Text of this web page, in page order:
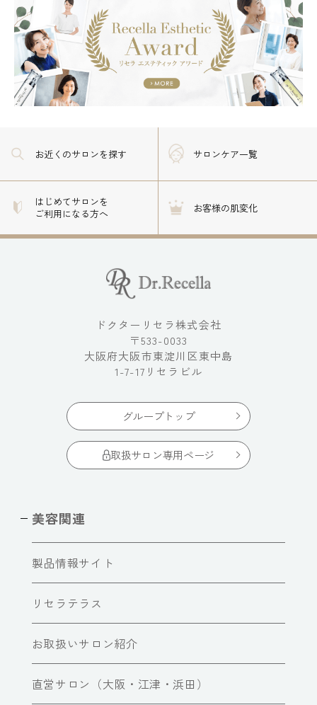
お近くのサロンを探す サロンケア一覧
はじめてサロンを
ご利用になる方へ
お客様の肌変化
ドクターリセラ株式会社
〒533-0033
大阪府大阪市東淀川区東中島
1-7-17リセラビル
グループトップ
取扱サロン専用ページ
美容関連
製品情報サイト
リセラテラス
お取扱いサロン紹介
直営サロン（大阪・江津・浜田）